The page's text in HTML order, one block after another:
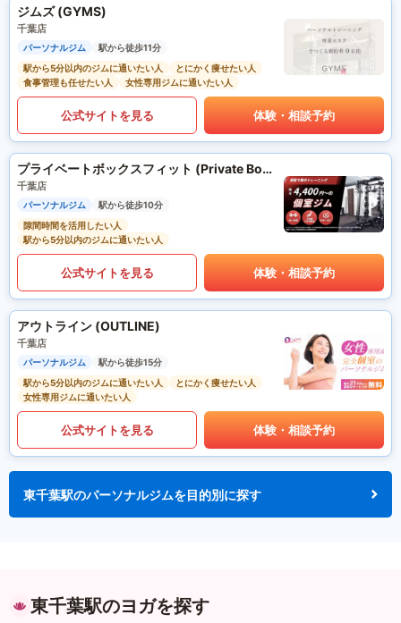
ジムズ (GYMS)
千葉店
パーソナルジム
駅から徒歩11分
駅から5分以内のジムに通いたい人
とにかく痩せたい人
食事管理も任せたい人
女性専用ジムに通いたい人
公式サイトを見る 体験・相談予約
プライベートボックスフィット (Private Box Fit)
千葉店
パーソナルジム
駅から徒歩10分
隙間時間を活用したい人
駅から5分以内のジムに通いたい人
公式サイトを見る 体験・相談予約
アウトライン (OUTLINE)
千葉店
パーソナルジム
駅から徒歩15分
駅から5分以内のジムに通いたい人
とにかく痩せたい人
女性専用ジムに通いたい人
公式サイトを見る 体験・相談予約
東千葉駅のパーソナルジムを目的別に探す
東千葉駅のヨガを探す